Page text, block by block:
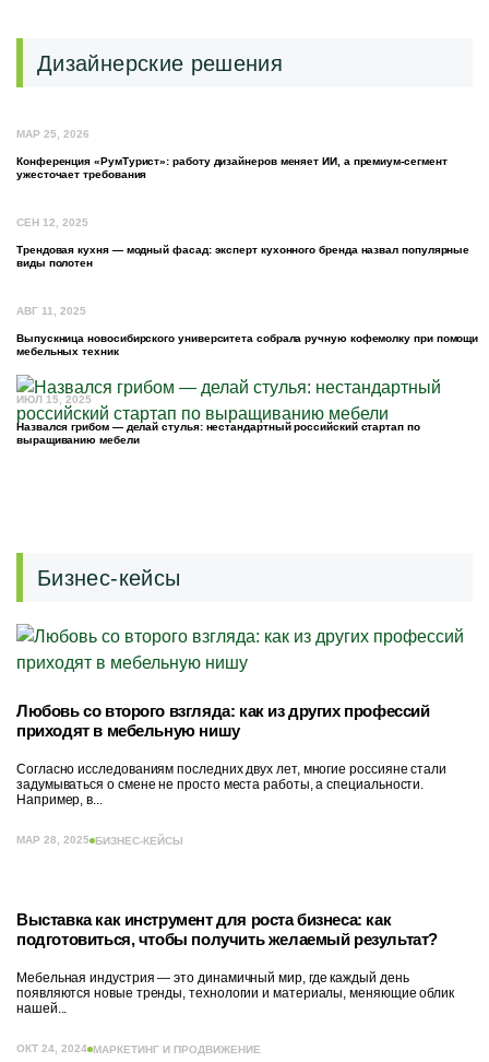
Дизайнерские решения
МАР 25, 2026
Конференция «РумТурист»: работу дизайнеров меняет ИИ, а премиум-сегмент
ужесточает требования
СЕН 12, 2025
Трендовая кухня — модный фасад: эксперт кухонного бренда назвал популярные
виды полотен
АВГ 11, 2025
Выпускница новосибирского университета собрала ручную кофемолку при помощи
мебельных техник
ИЮЛ 15, 2025
Назвался грибом — делай стулья: нестандартный российский стартап по
выращиванию мебели
Бизнес-кейсы
Любовь со второго взгляда: как из других профессий
приходят в мебельную нишу
Согласно исследованиям последних двух лет, многие россияне стали
задумываться о смене не просто места работы, а специальности.
Например, в...
МАР 28, 2025 БИЗНЕС-КЕЙСЫ
Выставка как инструмент для роста бизнеса: как
подготовиться, чтобы получить желаемый результат?
Мебельная индустрия — это динамичный мир, где каждый день
появляются новые тренды, технологии и материалы, меняющие облик
нашей...
ОКТ 24, 2024 МАРКЕТИНГ И ПРОДВИЖЕНИЕ